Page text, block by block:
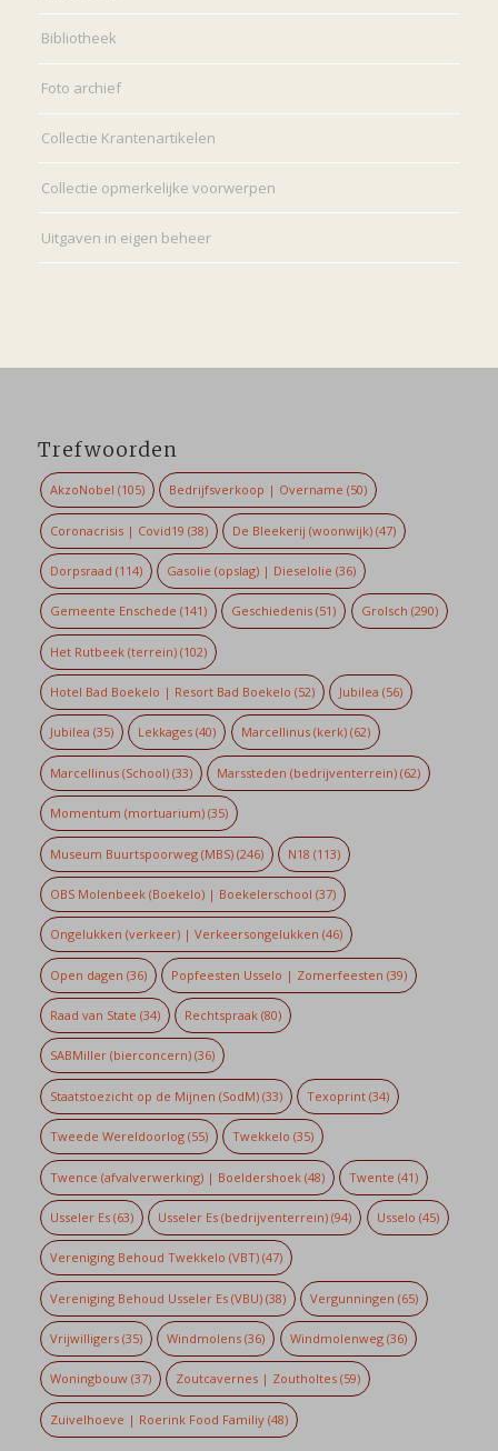
Bibliotheek
Foto archief
Collectie Krantenartikelen
Collectie opmerkelijke voorwerpen
Uitgaven in eigen beheer
Trefwoorden
AkzoNobel (105) Bedrijfsverkoop | Overname (50)
Coronacrisis | Covid19 (38) De Bleekerij (woonwijk) (47)
Dorpsraad (114) Gasolie (opslag) | Dieselolie (36)
Gemeente Enschede (141) Geschiedenis (51) Grolsch (290)
Het Rutbeek (terrein)(102)
Hotel Bad Boekelo | Resort Bad Boekelo (52) Jubilea (56)
Jubilea (35) Lekkages (40) Marcellinus (kerk)(62)
Marcellinus (School)(33) Marssteden (bedrijventerrein) (62)
Momentum (mortuarium)(35)
Museum Buurtspoorweg (MBS)(246) N18 (113)
OBS Molenbeek (Boekelo) | Boekelerschool (37)
Ongelukken (verkeer) | Verkeersongelukken (46)
Open dagen (36) Popfeesten Usselo | Zomerfeesten (39)
Raad van State (34) Rechtspraak (80)
SABMiller (bierconcern)(36)
Staatstoezicht op de Mijnen (SodM)(33) Texoprint (34)
Tweede Wereldoorlog(55) Twekkelo (35)
Twence (afvalverwerking) | Boeldershoek(48) Twente (41)
Usseler Es(63) Usseler Es (bedrijventerrein) (94) Usselo (45)
Vereniging Behoud Twekkelo (VBT)(47)
Vereniging Behoud Usseler Es (VBU)(38) Vergunningen (65)
Vrijwilligers(35) Windmolens (36) Windmolenweg(36)
Woningbouw(37) Zoutcavernes | Zoutholtes (59)
Zuivelhoeve | Roerink Food Familiy(48)